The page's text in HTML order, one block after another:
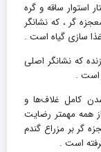
استوار ساقه و گره
معجزه گر ، که نشانگر
سازی گیاه است .
که نشانگر اصلی
است .
کامل غلاف‌ها و
همه مهمتر رضایت
گر بر مزراع گندم
است .